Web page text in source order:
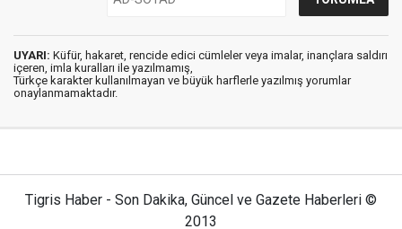
UYARI: Küfür, hakaret, rencide edici cümleler veya imalar, inançlara saldırı
içeren, imla kuralları ile yazılmamış,
Türkçe karakter kullanılmayan ve büyük harflerle yazılmış yorumlar
onaylanmamaktadır.
Tigris Haber - Son Dakika, Güncel ve Gazete Haberleri ©
2013